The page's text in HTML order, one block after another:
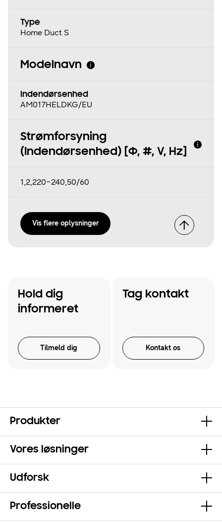
Type
Home Duct S
Modelnavn
Indendørsenhed
AM017HELDKG/EU
Strømforsyning
(Indendørsenhed) [Φ, #, V, Hz]
1,2,220~240,50/60
Vis flere oplysninger
Hold dig
informeret
Tilmeld dig
Tag kontakt
Kontakt os
Produkter
Vores løsninger
Udforsk
Professionelle